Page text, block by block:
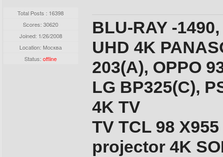
Total Posts : 16398
Scores: 30620
Joined: 1/26/2008
Location: Москва
Status:offline
BLU-RAY -
UHD 4K
203(A), ОPPO
LG BP325(C),
4K TV
TV TCL 98 X955
projector 4K